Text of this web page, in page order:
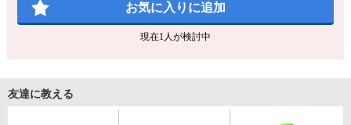
お気に入りに追加
現在1人が検討中
友達に教える